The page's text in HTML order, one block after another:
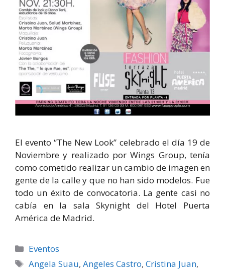
El evento “The New Look” celebrado el día 19 de
Noviembre y realizado por Wings Group, tenía
como cometido realizar un cambio de imagen en
gente de la calle y que no han sido modelos. Fue
todo un éxito de convocatoria. La gente casi no
cabía en la sala Skynight del Hotel Puerta
América de Madrid.
Categorías
Eventos
Etiquetas
Angela Suau,Angeles Castro,Cristina Juan,